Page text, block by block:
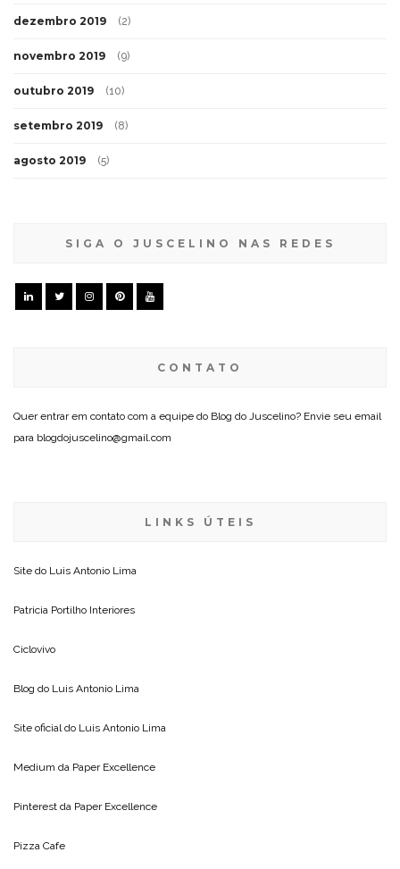
dezembro 2019 (2)
novembro 2019 (9)
outubro 2019 (10)
setembro 2019 (8)
agosto 2019 (5)
SIGA O JUSCELINO NAS REDES
CONTATO
Quer entrar em contato com a equipe do Blog do Juscelino? Envie seu email
para blogdojuscelino@gmail.com
LINKS ÚTEIS
Site do Luis Antonio Lima
Patricia Portilho Interiores
Ciclovivo
Blog do Luis Antonio Lima
Site oficial do Luis Antonio Lima
Medium da Paper Excellence
Pinterest da Paper Excellence
Pizza Cafe